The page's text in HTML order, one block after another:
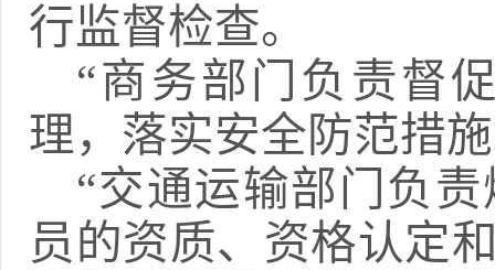
行监督检查。
“商务部门负责督
理，落实安全防范措
“交通运输部门负
员的资质、资格认定